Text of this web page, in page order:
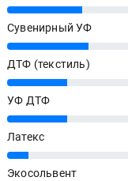
25%
Сувенирный УФ
27%
ДТФ (текстиль)
20%
УФ ДТФ
20%
Латекс
7%
Экосольвент